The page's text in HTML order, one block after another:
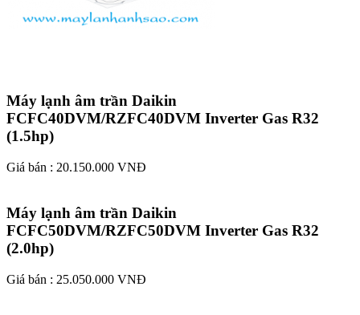
Máy lạnh âm trần Daikin
FCFC40DVM/RZFC40DVM Inverter Gas R32
(1.5hp)​
Giá bán : 20.150.000 VNĐ
Máy lạnh âm trần Daikin
FCFC50DVM/RZFC50DVM Inverter Gas R32
(2.0hp)​
Giá bán : 25.050.000 VNĐ